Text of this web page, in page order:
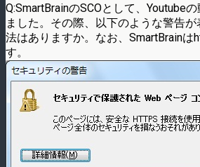
Q:SmartBrainのSCOとして、Youtube
ました。その際、以下のような警告
法はありますか。なお、SmartBrainは
す。